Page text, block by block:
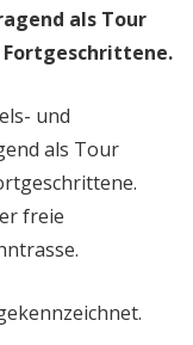
als Tour
und
als Tour
freie